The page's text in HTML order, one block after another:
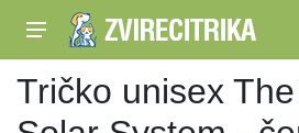
Tričko unisex